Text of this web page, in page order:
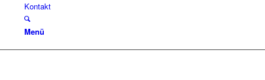
Kontakt
Menü